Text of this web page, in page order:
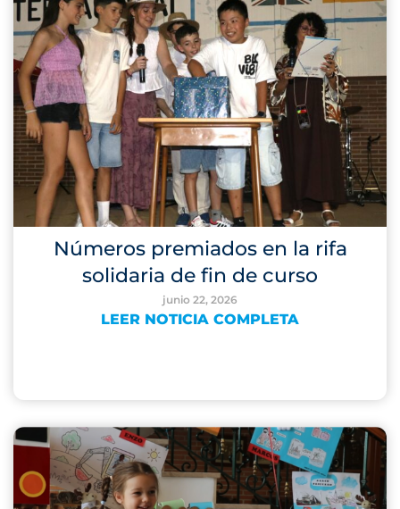
Números premiados en la rifa
solidaria de fin de curso
junio 22, 2026
LEER NOTICIA COMPLETA